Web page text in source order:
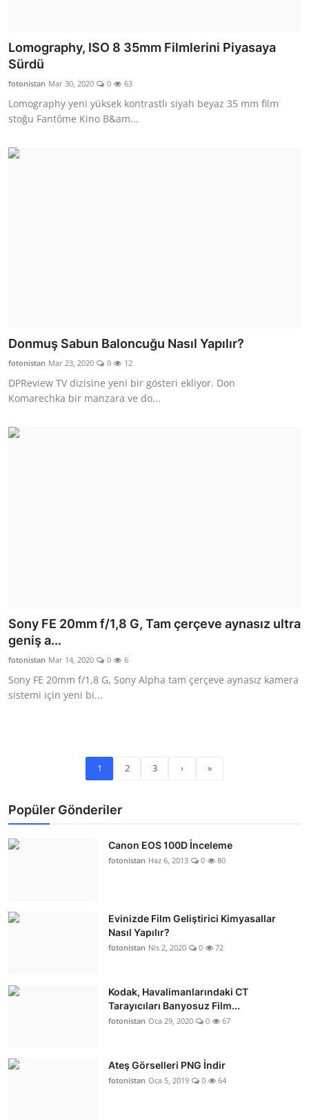
Lomography, ISO 8 35mm Filmlerini Piyasaya
Sürdü
fotonistan Mar 30, 2020 0 63
Lomography yeni yüksek kontrastlı siyah beyaz 35 mm film
stoğu Fantôme Kino B&am...
Donmuş Sabun Baloncuğu Nasıl Yapılır?
fotonistan Mar 23, 2020 0 12
DPReview TV dizisine yeni bir gösteri ekliyor. Don
Komarechka bir manzara ve do...
Sony FE 20mm f/1,8 G, Tam çerçeve aynasız ultra
geniş a...
fotonistan Mar 14, 2020 0 6
Sony FE 20mm f/1,8 G, Sony Alpha tam çerçeve aynasız kamera
sistemi için yeni bi...
1 2 3 › »
Popüler Gönderiler
Canon EOS 100D İnceleme
fotonistan Haz 6, 2013 0 80
Evinizde Film Geliştirici Kimyasallar
Nasıl Yapılır?
fotonistan Nis 2, 2020 0 72
Kodak, Havalimanlarındaki CT
Tarayıcıları Banyosuz Film...
fotonistan Oca 29, 2020 0 67
Ateş Görselleri PNG İndir
fotonistan Oca 5, 2019 0 64